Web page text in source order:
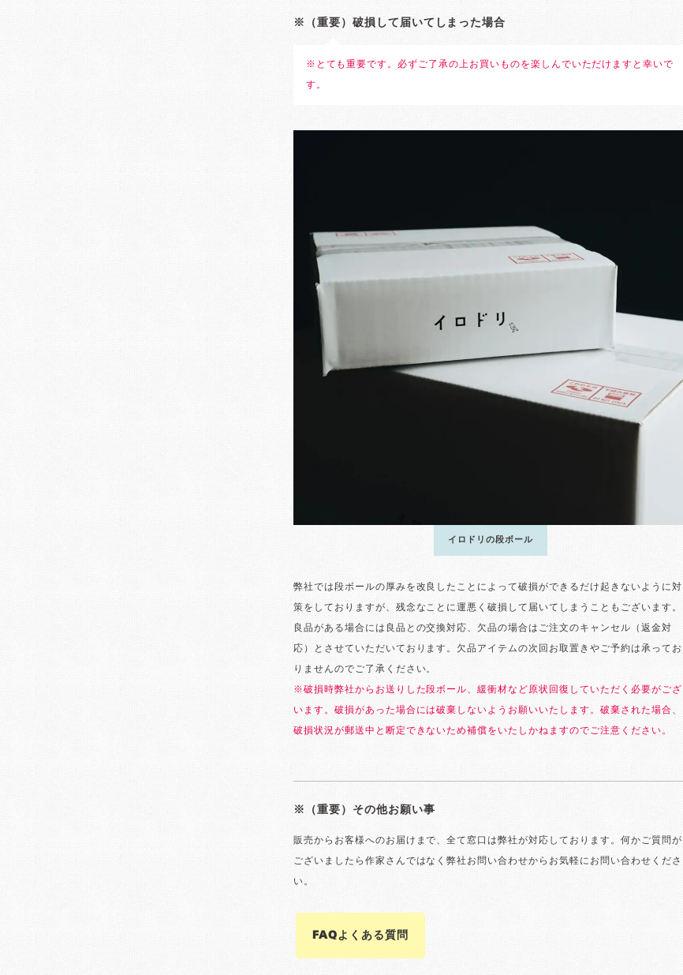
※（重要）破損して届いてしまった場合
※とても重要です。必ずご了承の上お買いものを楽しんでいただけますと幸いで
す。
イロドリの段ボール
弊社では段ボールの厚みを改良したことによって破損ができるだけ起きないように対
策をしておりますが、残念なことに運悪く破損して届いてしまうこともございます。
良品がある場合には良品との交換対応、欠品の場合はご注文のキャンセル（返金対
応）とさせていただいております。欠品アイテムの次回お取置きやご予約は承ってお
りませんのでご了承ください。
※破損時弊社からお送りした段ボール、緩衝材など原状回復していただく必要がござ
います。破損があった場合には破棄しないようお願いいたします。破棄された場合、
破損状況が郵送中と断定できないため補償をいたしかねますのでご注意ください。
※（重要）その他お願い事
販売からお客様へのお届けまで、全て窓口は弊社が対応しております。何かご質問が
ございましたら作家さんではなく弊社お問い合わせからお気軽にお問い合わせくださ
い。
FAQよくある質問